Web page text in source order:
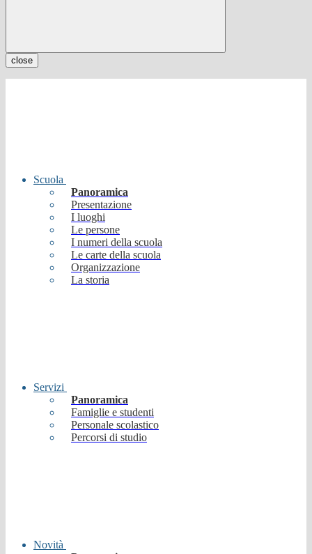
close
Scuola
Panoramica
Presentazione
I luoghi
Le persone
I numeri della scuola
Le carte della scuola
Organizzazione
La storia
Servizi
Panoramica
Famiglie e studenti
Personale scolastico
Percorsi di studio
Novità